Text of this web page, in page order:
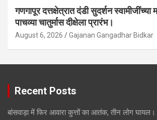
गणगापूर दत्तक्षेत्रात दंडी सुदर्शन स्वामीजींच्या
पाचव्या चातुर्मास दीक्षेला प्रारंभ।
August 6, 2026 Gajanan Gangadhar Bidkar
Recent Posts
बांसवाड़ा में फिर आवारा कुत्तों का आतंक, तीन लोग घायल।